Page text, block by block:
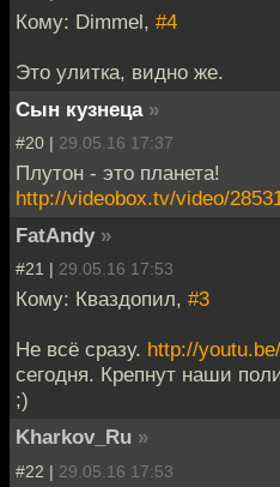
Кому: Dimmel, #4
Это улитка, видно же.
Сын кузнеца »
#20 | 29.05.16 17:37
Плутон - это планета!
http://videobox.tv/video/
FatAndy »
#21 | 29.05.16 17:53
Кому: Кваздопил, #3
Не всё сразу. http://
сегодня. Крепнут наши
;)
Kharkov_Ru »
#22 | 29.05.16 17:53